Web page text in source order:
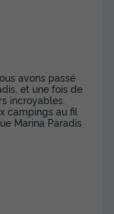
- 3
avons passé
et une fois de
incroyables.
campings au fil
Marina Paradis